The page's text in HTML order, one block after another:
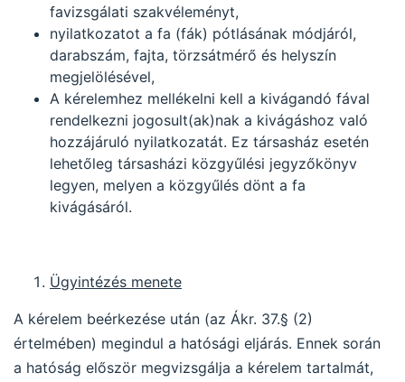
favizsgálati szakvéleményt,
nyilatkozatot a fa (fák) pótlásának módjáról,
darabszám, fajta, törzsátmérő és helyszín
megjelölésével,
A kérelemhez mellékelni kell a kivágandó fával
rendelkezni jogosult(ak)nak a kivágáshoz való
hozzájáruló nyilatkozatát. Ez társasház esetén
lehetőleg társasházi közgyűlési jegyzőkönyv
legyen, melyen a közgyűlés dönt a fa
kivágásáról.
Ügyintézés menete
A kérelem beérkezése után (az Ákr. 37.§ (2)
értelmében) megindul a hatósági eljárás. Ennek során
a hatóság először megvizsgálja a kérelem tartalmát,